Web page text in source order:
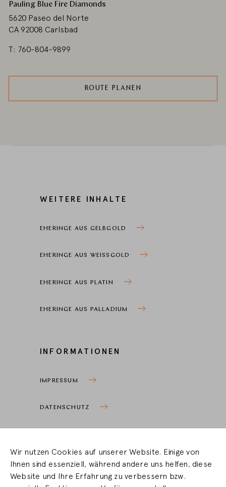
Pauling Blue Fire Diamonds
5620 Paseo del Norte
CA 92008 Carlsbad
T: 760-804-9899
ROUTE PLANEN
WEITERE INHALTE
EHERINGE AUS GELBGOLD
EHERINGE AUS WEISSGOLD
EHERINGE AUS PLATIN
EHERINGE AUS PALLADIUM
INFORMATIONEN
IMPRESSUM
DATENSCHUTZ
HÄNDLERBEREICH
Wir nutzen Cookies auf unserer Website. Einige von
Ihnen sind essenziell, während andere uns helfen, diese
Website und Ihre Erfahrung zu verbessern bzw.